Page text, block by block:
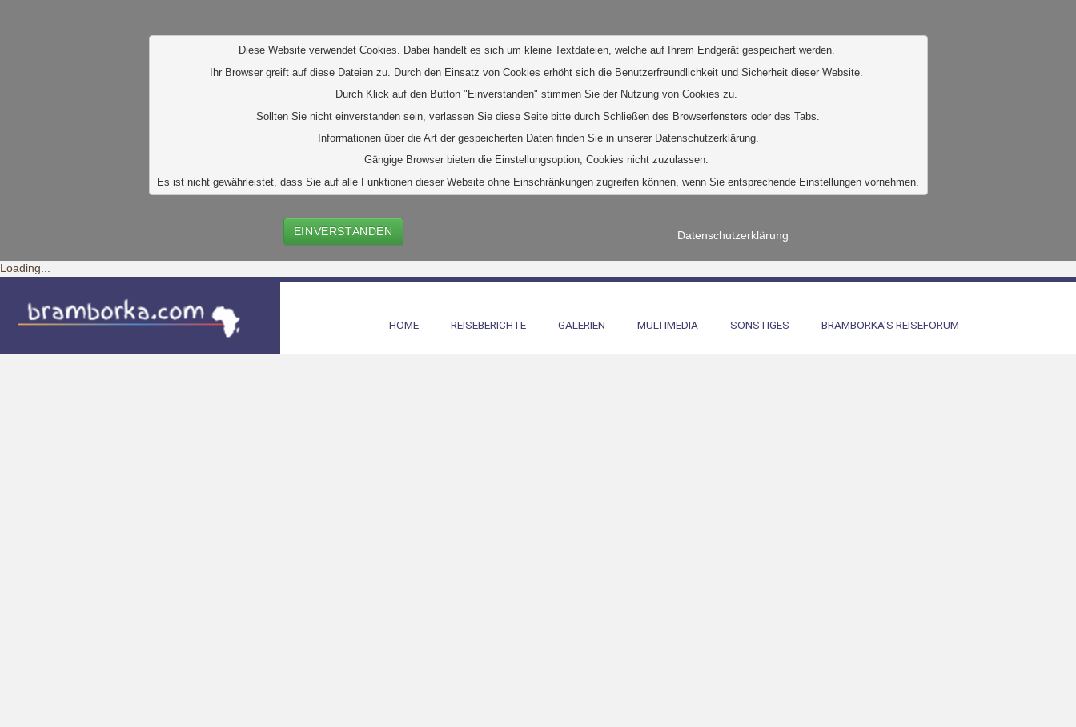
Diese Website verwendet Cookies. Dabei handelt es sich um kleine Textdateien, welche auf Ihrem Endgerät gespeichert werden.
Ihr Browser greift auf diese Dateien zu. Durch den Einsatz von Cookies erhöht sich die Benutzerfreundlichkeit und Sicherheit dieser Website.
Durch Klick auf den Button "Einverstanden" stimmen Sie der Nutzung von Cookies zu.
Sollten Sie nicht einverstanden sein, verlassen Sie diese Seite bitte durch Schließen des Browserfensters oder des Tabs.
Informationen über die Art der gespeicherten Daten finden Sie in unserer Datenschutzerklärung.
Gängige Browser bieten die Einstellungsoption, Cookies nicht zuzulassen.
Es ist nicht gewährleistet, dass Sie auf alle Funktionen dieser Website ohne Einschränkungen zugreifen können, wenn Sie entsprechende Einstellungen vornehmen.
EINVERSTANDEN Datenschutzerklärung
Loading...
HOME REISEBERICHTE GALERIEN MULTIMEDIA SONSTIGES BRAMBORKA'S REISEFORUM